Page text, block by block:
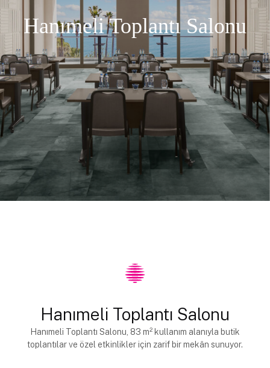
Hanımeli Toplantı Salonu
Hanımeli Toplantı Salonu
Hanımeli Toplantı Salonu, 83 m² kullanım alanıyla butik
toplantılar ve özel etkinlikler için zarif bir mekân sunuyor.